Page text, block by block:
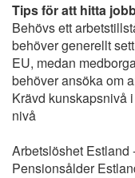
Tips för att hitta
Behövs ett
behöver generellt
EU, medan
behöver ansöka om
Krävd kunskapsnivå
nivå
Arbetslöshet Estland
Pensionsålder